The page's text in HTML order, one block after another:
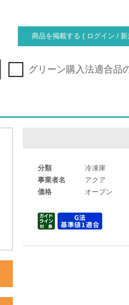
商品を掲載する ( ログイン / 新
グリーン購入法適合品
分類
冷凍庫
事業者名
アクア
価格
オープン